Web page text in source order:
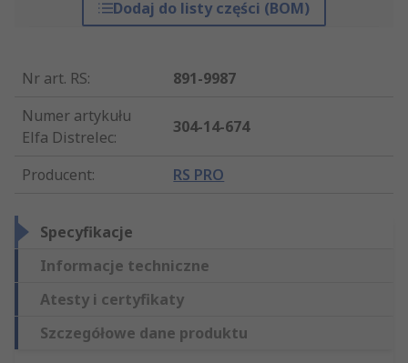
Dodaj do listy części (BOM)
Nr art. RS:
891-9987
Numer artykułu
Elfa Distrelec:
304-14-674
Producent: RS PRO
Specyfikacje
Informacje techniczne
Atesty i certyfikaty
Szczegółowe dane produktu